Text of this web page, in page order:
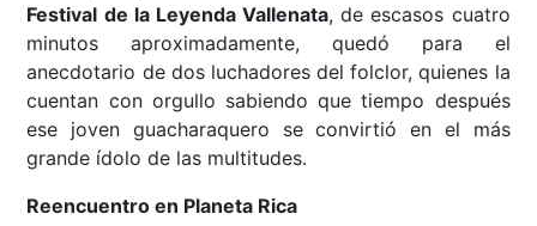
Festival de la Leyenda Vallenata, de escasos cuatro
minutos aproximadamente, quedó para el
anecdotario de dos luchadores del folclor, quienes la
cuentan con orgullo sabiendo que tiempo después
ese joven guacharaquero se convirtió en el más
grande ídolo de las multitudes.
Reencuentro en Planeta Rica